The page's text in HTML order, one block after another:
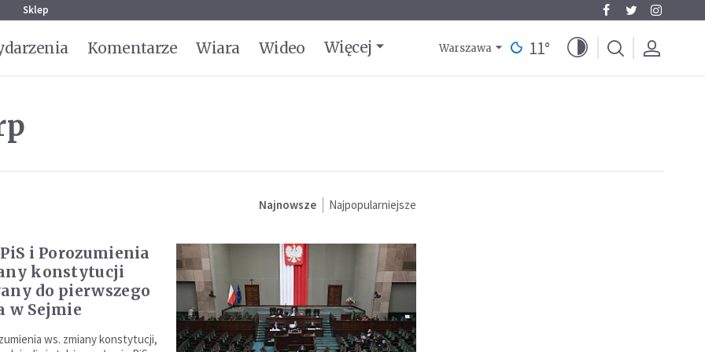
Sklep
Komentarze Wiara Wideo Więcej Warszawa 11°
Najnowsze Najpopularniejsze
i Porozumienia
konstytucji
do pierwszego
w Sejmie
ws. zmiany konstytucji,